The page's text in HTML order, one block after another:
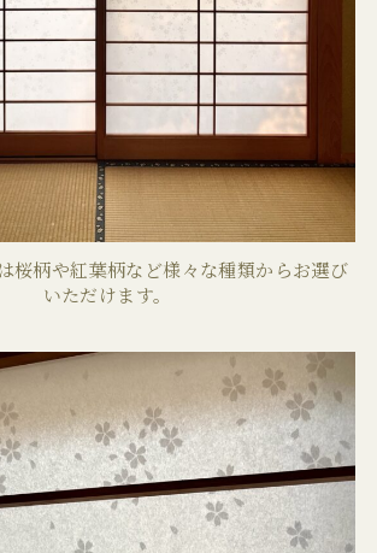
桜柄や紅葉柄など様々な種類からお選び
いただけます。